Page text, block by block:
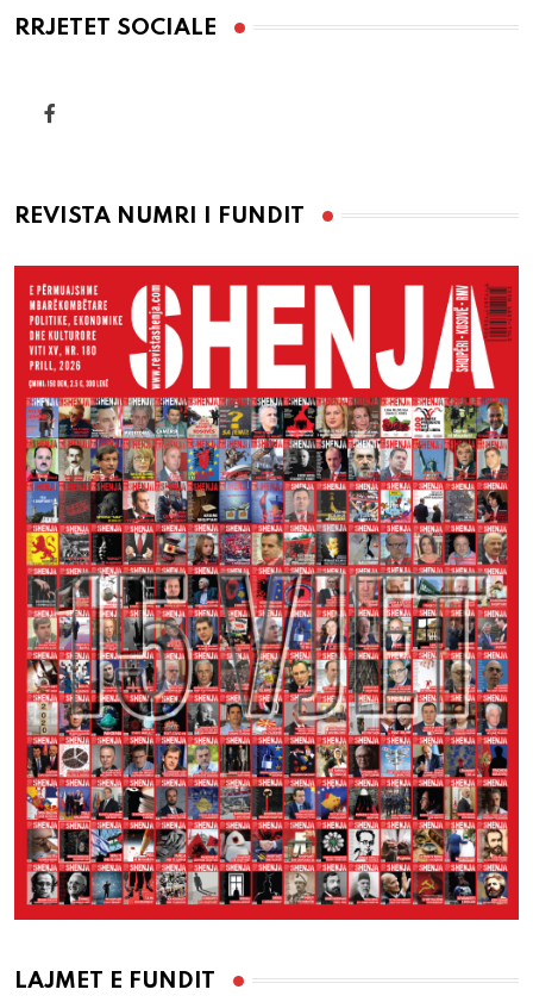
RRJETET SOCIALE
REVISTA NUMRI I FUNDIT
LAJMET E FUNDIT